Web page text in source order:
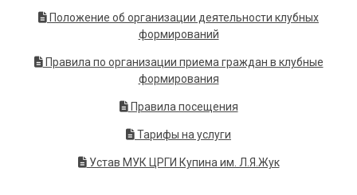
Положение об организации деятельности клубных
формирований
Правила по организации приема граждан в клубные
формирования
Правила посещения
Тарифы на услуги
Устав МУК ЦРГИ Купина им. Л.Я.Жук